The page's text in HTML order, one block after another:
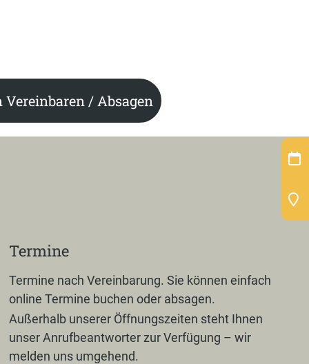
Vereinbaren / Absagen
Termine
Termine nach Vereinbarung. Sie können einfach
online Termine buchen oder absagen.
Außerhalb unserer Öffnungszeiten steht Ihnen
unser Anrufbeantworter zur Verfügung – wir
melden uns umgehend.